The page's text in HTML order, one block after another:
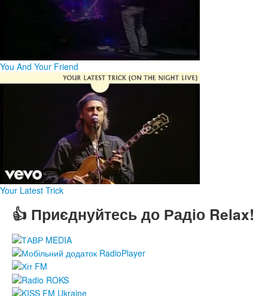
You And Your Friend
Your Latest Trick
👍 Приєднуйтесь до Радіо Relax!